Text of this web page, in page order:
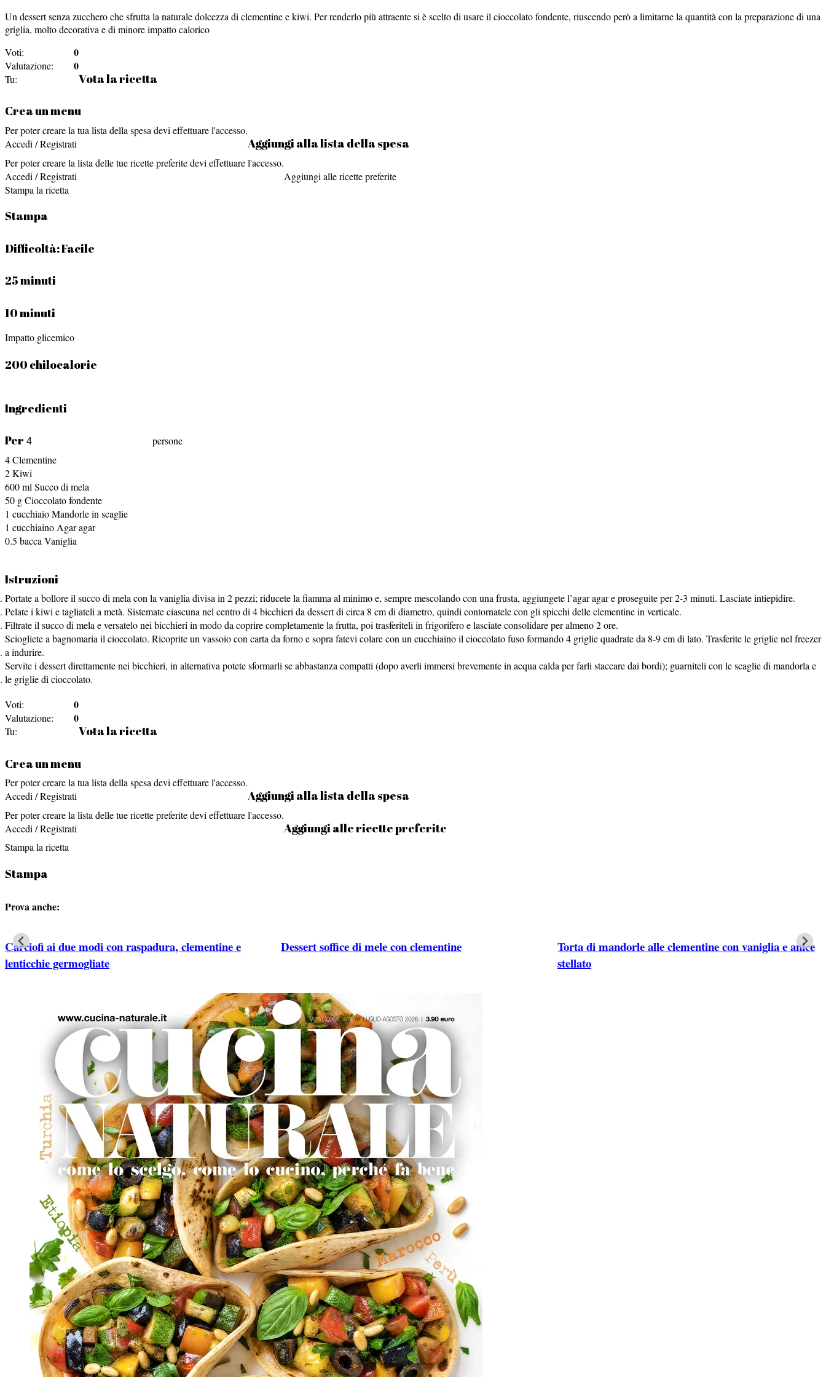
Un dessert senza zucchero che sfrutta la naturale dolcezza di clementine e kiwi. Per renderlo più attraente si è scelto di usare il cioccolato fondente, riuscendo però a limitarne la quantità con la preparazione di una
griglia, molto decorativa e di minore impatto calorico
Voti:
0
Valutazione: 0
Tu: Vota la ricetta
Crea un menu
Per poter creare la tua lista della spesa devi effettuare l'accesso.
Accedi / Registrati
Aggiungi alla lista della spesa
Per poter creare la lista delle tue ricette preferite devi effettuare l'accesso.
Accedi / Registrati
Aggiungi alle ricette preferite
Stampa la ricetta
Stampa
Difficoltà:Facile
25 minuti
10 minuti
Impatto glicemico
200 chilocalorie
Ingredienti
Per
persone
4Clementine
2Kiwi
600ml Succo di mela
50 gCioccolato fondente
1 cucchiaioMandorle in scaglie
1 cucchiaino Agar agar
0.5 bacca Vaniglia
Istruzioni
Portate a bollore il succo di mela con la vaniglia divisa in 2 pezzi; riducete la fiamma al minimo e, sempre mescolando con una frusta, aggiungete l’agar agar e proseguite per 2-3 minuti. Lasciate intiepidire.
Pelate i kiwi e tagliateli a metà. Sistemate ciascuna nel centro di 4 bicchieri da dessert di circa 8 cm di diametro, quindi contornatele con gli spicchi delle clementine in verticale.
Filtrate il succo di mela e versatelo nei bicchieri in modo da coprire completamente la frutta, poi trasferiteli in frigorifero e lasciate consolidare per almeno 2 ore.
Sciogliete a bagnomaria il cioccolato. Ricoprite un vassoio con carta da forno e sopra fatevi colare con un cucchiaino il cioccolato fuso formando 4 griglie quadrate da 8-9 cm di lato. Trasferite le griglie nel freezer
a indurire.
Servite i dessert direttamente nei bicchieri, in alternativa potete sformarli se abbastanza compatti (dopo averli immersi brevemente in acqua calda per farli staccare dai bordi); guarniteli con le scaglie di mandorla e
le griglie di cioccolato.
Voti:
0
Valutazione: 0
Tu: Vota la ricetta
Crea un menu
Per poter creare la tua lista della spesa devi effettuare l'accesso.
Accedi / Registrati
Aggiungi alla lista della spesa
Per poter creare la lista delle tue ricette preferite devi effettuare l'accesso.
Accedi / Registrati
Aggiungi alle ricette preferite
Stampa la ricetta
Stampa
Prova anche:
Carciofi ai due modi con raspadura, clementine e
lenticchie germogliate
Dessert soffice di mele con clementine
Torta di mandorle alle clementine con vaniglia e anice
stellato